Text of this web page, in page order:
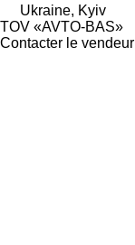
Ukraine, Kyiv
TOV «AVTO-BAS»
Contacter le vendeur